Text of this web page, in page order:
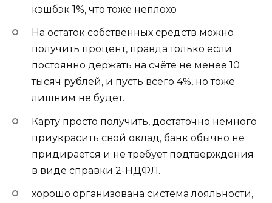
кэшбэк 1%, что тоже неплохо
На остаток собственных средств можно
получить процент, правда только если
постоянно держать на счёте не менее 10
тысяч рублей, и пусть всего 4%, но тоже
лишним не будет.
Карту просто получить, достаточно немного
приукрасить свой оклад, банк обычно не
придирается и не требует подтверждения
в виде справки 2-НДФЛ.
хорошо организована система лояльности,